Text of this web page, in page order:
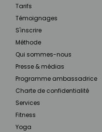
Tarifs
Témoignages
S'inscrire
Méthode
Qui sommes-nous
Presse & médias
Programme ambassadrice
Charte de confidentialité
Services
Fitness
Yoga